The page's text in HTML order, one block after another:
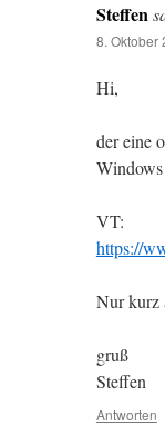
Steffen
8. Oktober
Hi,
der eine
VT:
https://
Nur kurz
gruß
Steffen
Antworten